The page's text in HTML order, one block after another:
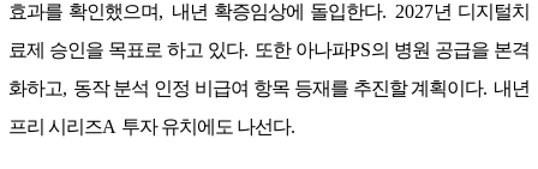
효과를 확인했으며, 내년 확증임상에 돌입한다. 2027년 디지털치
료제 승인을 목표로 하고 있다. 또한 아나파PS의 병원 공급을 본격
화하고, 동작 분석 인정 비급여 항목 등재를 추진할 계획이다. 내년
프리 시리즈A 투자 유치에도 나선다.